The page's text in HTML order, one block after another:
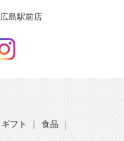
広島駅前店
ギフト 食品